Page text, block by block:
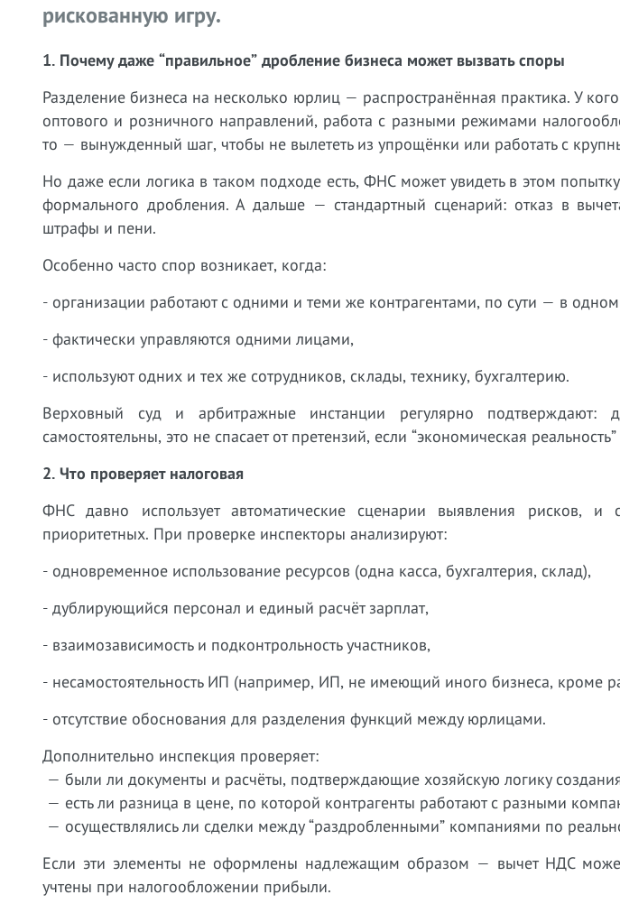
рискованную игру.
1. Почему даже “правильное” дробление бизнеса может вызвать споры
Разделение бизнеса на несколько юрлиц — распространённая практика. У
оптового и розничного направлений, работа с разными режимами
то — вынужденный шаг, чтобы не вылететь из упрощёнки или работать с
Но даже если логика в таком подходе есть, ФНС может увидеть в этом попытку
формального дробления. А дальше — стандартный сценарий: отказ в
штрафы и пени.
Особенно часто спор возникает, когда:
- организации работают с одними и теми же контрагентами, по сути — в
- фактически управляются одними лицами,
- используют одних и тех же сотрудников, склады, технику, бухгалтерию.
Верховный суд и арбитражные инстанции регулярно подтверждают:
самостоятельны, это не спасает от претензий, если “экономическая
2. Что проверяет налоговая
ФНС давно использует автоматические сценарии выявления рисков,
приоритетных. При проверке инспекторы анализируют:
- одновременное использование ресурсов (одна касса, бухгалтерия, склад),
- дублирующийся персонал и единый расчёт зарплат,
- взаимозависимость и подконтрольность участников,
- несамостоятельность ИП (например, ИП, не имеющий иного бизнеса, кроме
- отсутствие обоснования для разделения функций между юрлицами.
Дополнительно инспекция проверяет:
— были ли документы и расчёты, подтверждающие хозяйскую логику
— есть ли разница в цене, по которой контрагенты работают с разными
— осуществлялись ли сделки между “раздробленными” компаниями по
Если эти элементы не оформлены надлежащим образом — вычет НДС
учтены при налогообложении прибыли.